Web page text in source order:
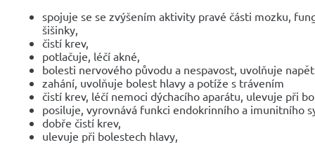
spojuje se se zvýšením aktivity pravé části mozku,
šišinky,
čistí krev,
potlačuje, léčí akné,
bolesti nervového původu a nespavost, uvolňuje
zahání, uvolňuje bolest hlavy a potíže s trávením
čistí krev, léčí nemoci dýchacího aparátu, ulevuje při
posiluje, vyrovnává funkci endokrinního a imunitního
dobře čistí krev,
ulevuje při bolestech hlavy,